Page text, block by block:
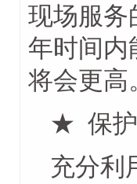
现场服务
年时间内
将会更高
★ 保护
充分利